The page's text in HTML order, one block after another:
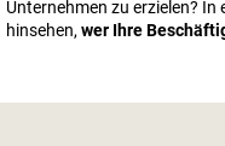
Unternehmen zu erzielen?
hinsehen, wer Ihre